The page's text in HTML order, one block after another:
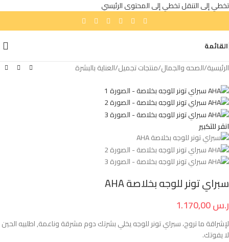
تخطي إلى التنقلتخطي إلى المحتوى الرئيسي
القائمة
الرئيسية/الصحه والجمال/منتجات تجميل/العناية بالبشرة
انقر للتكبير
سبراي تونر للوجه بخلاصة AHA
ر.س
لإشراقة ما تروح، سبراي تونر للوجه يخلي بشرتك دوم مشرقة وناعمة, اطلبيه الحين
لا يفوتك.